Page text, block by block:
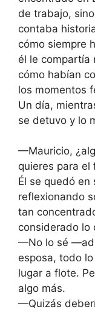
de trabajo,
contaba
cómo siempre
él le compartía
cómo habían
los momentos
Un día,
se detuvo y lo
—Mauricio,
quieres para
Él se quedó en
reflexionando
tan
considerado lo
—No lo sé
esposa, todo
lugar a flote.
algo más.
—Quizás